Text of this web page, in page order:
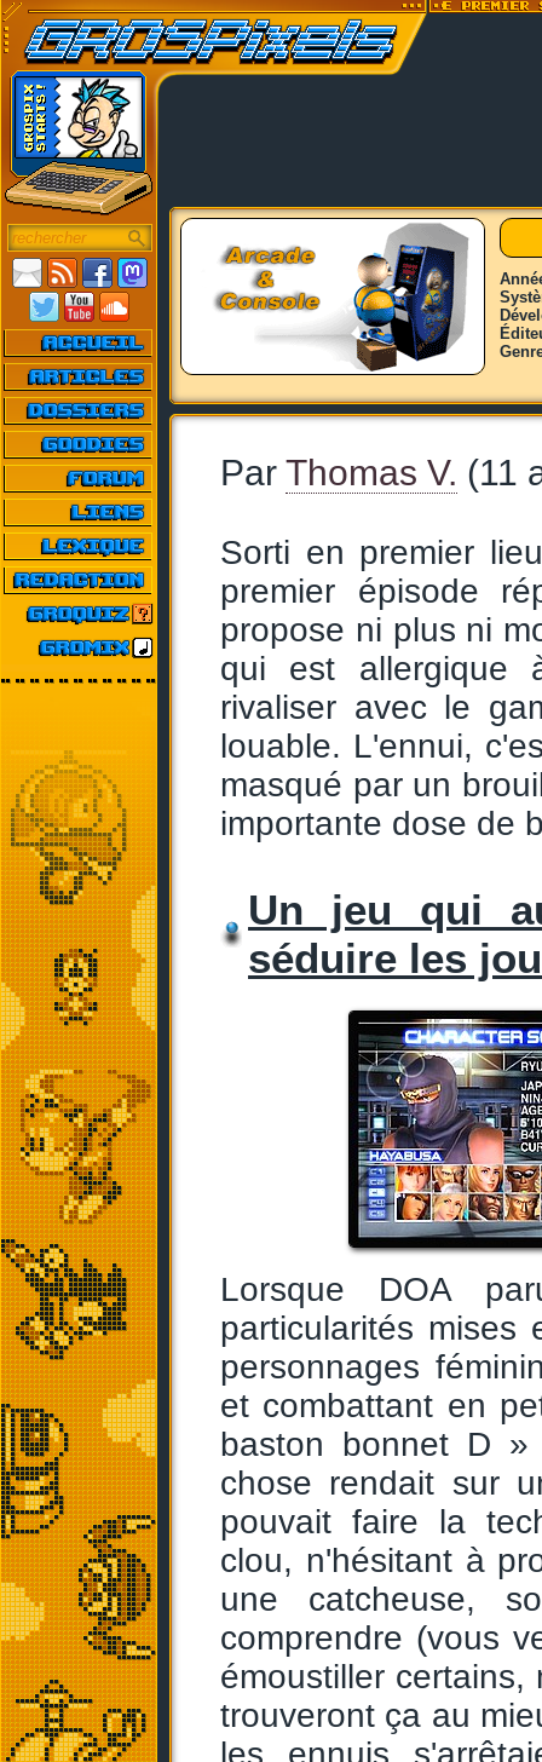
Par Thomas V. (11
Sorti en premier
premier épisode
propose ni plus ni
qui est
rivaliser avec le
louable. L'ennui,
masqué par un
importante dose de
Un jeu qui
séduire les
Lorsque DOA
particularités
personnages
et combattant en
baston bonnet D
chose rendait sur
pouvait faire la
clou, n'hésitant à
une catcheuse,
comprendre (vous
émoustiller
trouveront ça au
les ennuis